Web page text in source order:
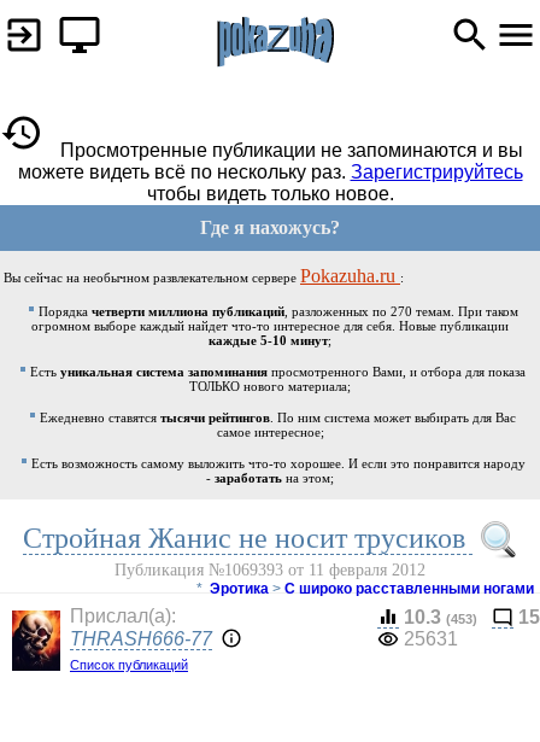
Просмотренные публикации не запоминаются и вы
можете видеть всё по нескольку раз. Зарегистрируйтесь
чтобы видеть только новое.
Где я нахожусь?
Вы сейчас на необычном развлекательном сервере Pokazuha.ru :
Порядка четверти миллиона публикаций, разложенных по 270 темам. При таком
огромном выборе каждый найдет что-то интересное для себя. Новые публикации
каждые 5-10 минут;
Есть уникальная система запоминания просмотренного Вами, и отбора для показа
ТОЛЬКО нового материала;
Ежедневно ставятся тысячи рейтингов . По ним система может выбирать для Вас
самое интересное;
Есть возможность самому выложить что-то хорошее. И если это понравится народу
- заработать на этом;
Стройная Жанис не носит трусиков
Публикация №1069393 от 11 февраля 2012
* Эротика > С широко расставленными ногами
Прислал(a):
THRASH666-77
Список публикаций
10.3 (453)
15
25631